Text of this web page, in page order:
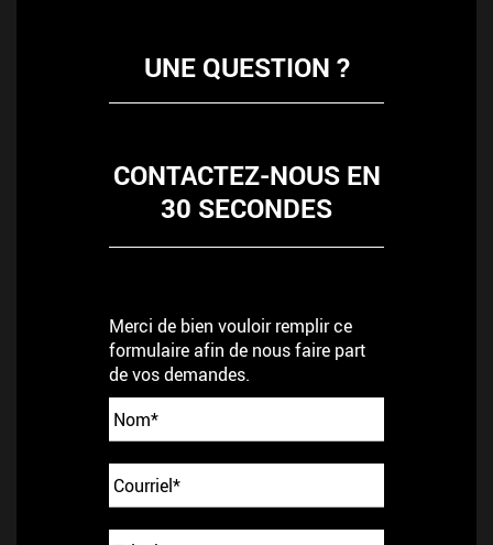
UNE QUESTION ?
CONTACTEZ-NOUS EN
30 SECONDES
Merci de bien vouloir remplir ce
formulaire afin de nous faire part
de vos demandes.